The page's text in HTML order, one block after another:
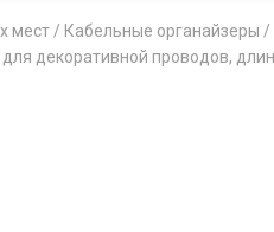
мест / Кабельные органайзеры /
декоративной проводов,